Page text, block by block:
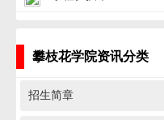
攀枝花学院资讯分类
招生简章